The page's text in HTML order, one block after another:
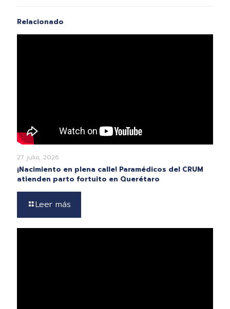
Relacionado
27 julio, 2026
¡Nacimiento en plena calle! Paramédicos del CRUM
atienden parto fortuito en Querétaro
Leer más